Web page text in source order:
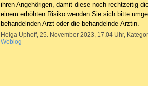
ihren Angehörigen, damit diese noch rechtzeitig
einem erhöhten Risiko wenden Sie sich bitte
behandelnden Arzt oder die behandelnde Ärztin.
Helga Uphoff, 25. November 2023, 17.04 Uhr,
Weblog